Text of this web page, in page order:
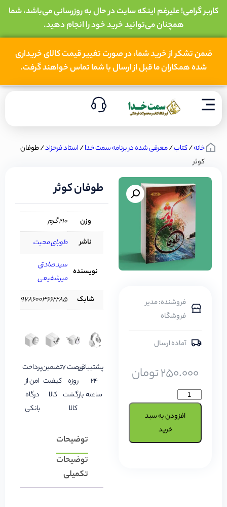
کاربر گرامی! علیرغم اینکه سایت در حال به روزرسانی می‌باشد، شما
همچنان می‌توانید خرید خود را انجام دهید.
ضمن تشکر از خرید شما، در صورت تغییر قیمت کالای خریداری
شده همکاران ما قبل از ارسال با شما تماس خواهند گرفت.
خانه/کتاب/معرفی شده در برنامه سمت خدا/استاد فرحزاد/ طوفان
کوثر
فروشنده: مدیر
فروشگاه
آماده ارسال
250.000تومان
افزودن به سبد
خرید
طوفان کوثر
وزن
190 گرم
ناشر
طوبای محبت
نویسنده
سیدصادق
میرشفیعی
شابک
9786003662285
پشتیبانی
24
ساعته
فرصت 7
روزه
بازگشت
کالا
تضمین
کیفیت
کالا
پرداخت
امن از
درگاه
بانکی
توضیحات
توضیحات
تکمیلی